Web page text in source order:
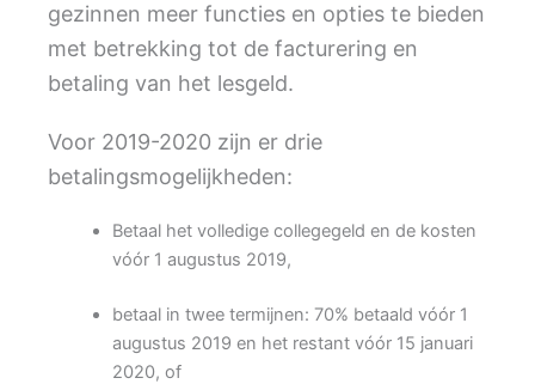
gezinnen meer functies en opties te bieden
met betrekking tot de facturering en
betaling van het lesgeld.
Voor 2019-2020 zijn er drie
betalingsmogelijkheden:
Betaal het volledige collegegeld en de kosten
vóór 1 augustus 2019,
betaal in twee termijnen: 70% betaald vóór 1
augustus 2019 en het restant vóór 15 januari
2020, of